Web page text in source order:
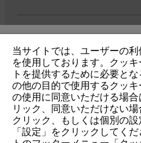
個人情報保護・サイトの利用
製品保証(一般向け)
IHR BROWSER
UNTERSTÜTZT
Sie nutzen einen Browser, den
eine optimale Nutzung unserer
当サイトでは、ユーザーの
を使用しております。クッ
トを提供するために必要と
の他の目的で使用するクッ
の使用に同意いただける場
リック、同意いただけない
クリック、もしくは個別の
「設定」をクリックしてく